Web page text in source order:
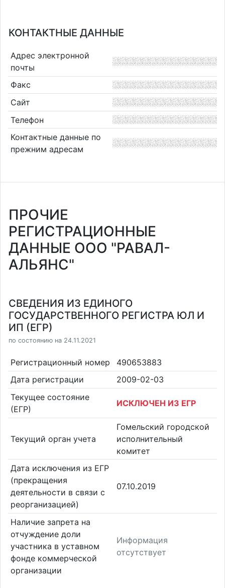
КОНТАКТНЫЕ ДАННЫЕ
Адрес электронной
почты
Факс
Сайт
Телефон
Контактные данные по
прежним адресам
ПРОЧИЕ
РЕГИСТРАЦИОННЫЕ
ДАННЫЕ ООО "РАВАЛ-
АЛЬЯНС"
СВЕДЕНИЯ ИЗ ЕДИНОГО
ГОСУДАРСТВЕННОГО РЕГИСТРА ЮЛ И
ИП (ЕГР)
по состоянию на 24.11.2021
Регистрационный номер
490653883
Дата регистрации
2009-02-03
Текущее состояние
(ЕГР)
ИСКЛЮЧЕН ИЗ ЕГР
Текущий орган учета
Гомельский городской
исполнительный
комитет
Дата исключения из ЕГР
(прекращения
деятельности в связи с
реорганизацией)
07.10.2019
Наличие запрета на
отчуждение доли
участника в уставном
фонде коммерческой
организации
Информация
отсутствует